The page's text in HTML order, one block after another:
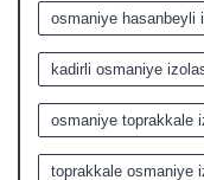
osmaniye hasanbeyli
kadirli osmaniye
osmaniye toprakkale
toprakkale osmaniye